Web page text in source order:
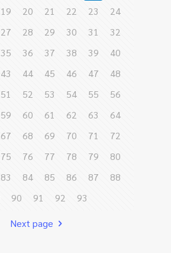
19 20 21 22 23
24
27 28 29 30 31
32
35 36 37 38 39
40
43 44 45 46 47
48
51 52 53 54 55
56
59 60 61 62 63
64
67 68 69 70 71
72
75 76 77 78 79
80
83 84 85 86 87
88
90 91 92 93
Next page